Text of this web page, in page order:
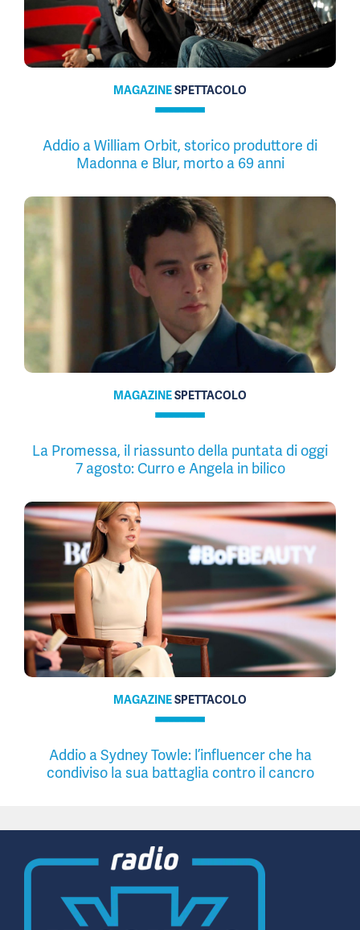
MAGAZINESPETTACOLO
Addio a William Orbit, storico produttore di
Madonna e Blur, morto a 69 anni
MAGAZINESPETTACOLO
La Promessa, il riassunto della puntata di oggi
7 agosto: Curro e Angela in bilico
MAGAZINESPETTACOLO
Addio a Sydney Towle: l’influencer che ha
condiviso la sua battaglia contro il cancro